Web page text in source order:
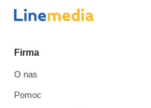
Firma
O nas
Pomoc